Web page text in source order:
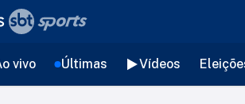
vivo Últimas Vídeos